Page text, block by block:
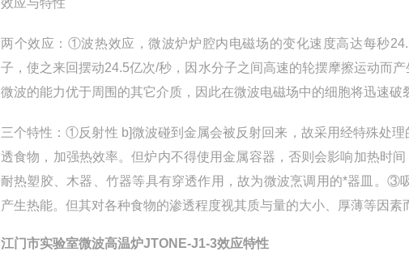
效应与特性
两个效应 ： ①波热效应，微波炉炉腔内电磁场的变化速度高达每秒
子，使之来回摆动24.5亿次/秒，因水分子之间高速的轮摆摩擦运动而产
微波的能力优于周围的其它介质，因此在微波电磁场中的细胞将迅速破
三个特性：①反射性 b]微波碰到金属会被反射回来，故采用经特殊处
透食物，加强热效率。但炉内不得使用金属容器，否则会影响加热时间
耐热塑胶、木器、竹器等具有穿透作用，故为微波烹调用的*器皿。 ③
产生热能。但其对各种食物的渗透程度视其质与量的大小、厚薄等因素
江门市实验室微波高温炉JTONE-J1-3效应特性